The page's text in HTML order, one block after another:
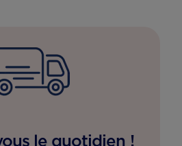
le quotidien !